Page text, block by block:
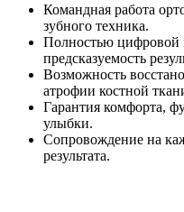
Командная работа
зубного техника.
Полностью цифровой
предсказуемость
Возможность
атрофии костной
Гарантия комфорта,
улыбки.
Сопровождение на
результата.